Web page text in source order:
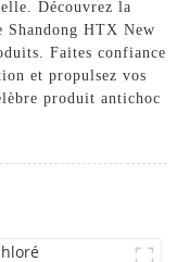
Découvrez la
HTX New
Faites confiance
et propulsez vos
produit antichoc